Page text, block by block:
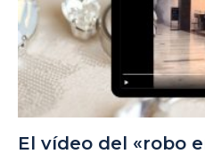
El vídeo del «robo